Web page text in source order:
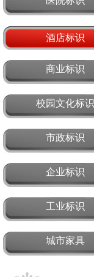
酒店标识
商业标识
校园文化标识
市政标识
企业标识
工业标识
城市家具